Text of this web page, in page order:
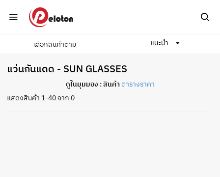
ปั่นจักรยาน เครื่องแต่งกาย/อุปกรณ์ตกแต่ง แว่นกันแดด
แว่นกันแดด - SUN GLASSES
เลือกสินค้าตาม
ดูในมุมมอง :สินค้า ตารางราคา
แสดงสินค้า 1-40 จาก 0
แนะนำ